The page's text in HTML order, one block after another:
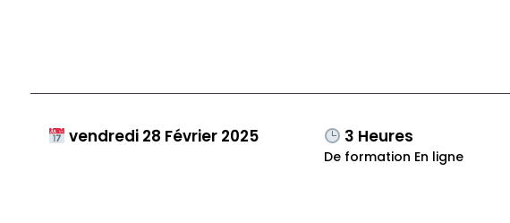
vendredi 28 Février 2025 3 Heures
De formation En ligne